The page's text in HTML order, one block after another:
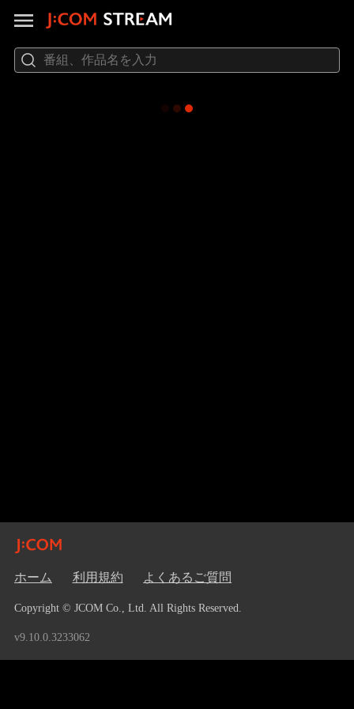
ホーム 利用規約 よくあるご質問
Copyright © JCOM Co., Ltd. All Rights Reserved.
v9.10.0.3233062